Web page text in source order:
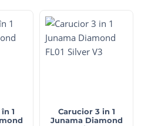
1
Carucior 3 in 1
Junama Diamond